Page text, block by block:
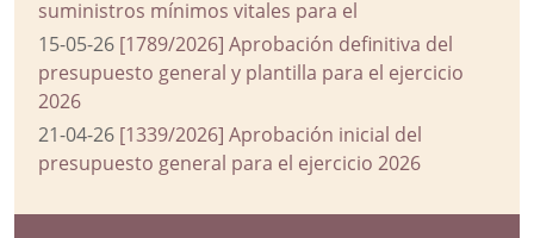
suministros mínimos vitales para el
15-05-26 [1789/2026] Aprobación definitiva del
presupuesto general y plantilla para el ejercicio
2026
21-04-26 [1339/2026] Aprobación inicial del
presupuesto general para el ejercicio 2026